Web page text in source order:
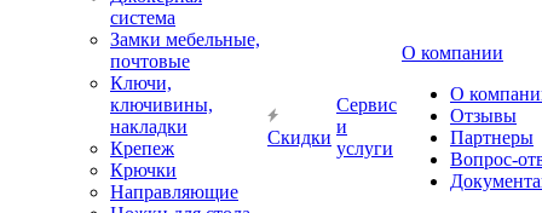
система
Замки мебельные,
почтовые
Ключи,
ключивины,
накладки
Крепеж
Крючки
Направляющие
Скидки
Сервис
и
услуги
О компании
О
Отзывы
Партнеры
Вопрос-